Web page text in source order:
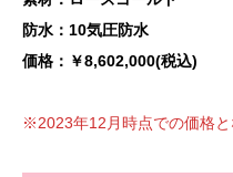
防水：10気圧防水
価格：￥8,602,000(税込)
※2023年12月時点での価格と